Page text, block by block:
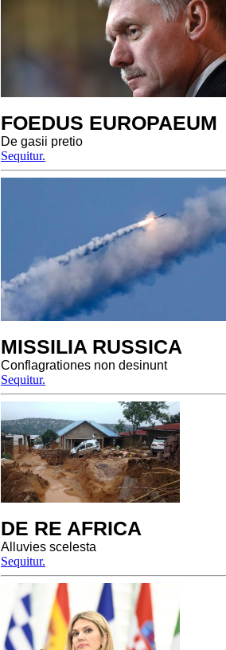
FOEDUS EUROPAEUM
De gasii pretio
Sequitur.
MISSILIA RUSSICA
Conflagrationes non desinunt
Sequitur.
DE RE AFRICA
Alluvies scelesta
Sequitur.